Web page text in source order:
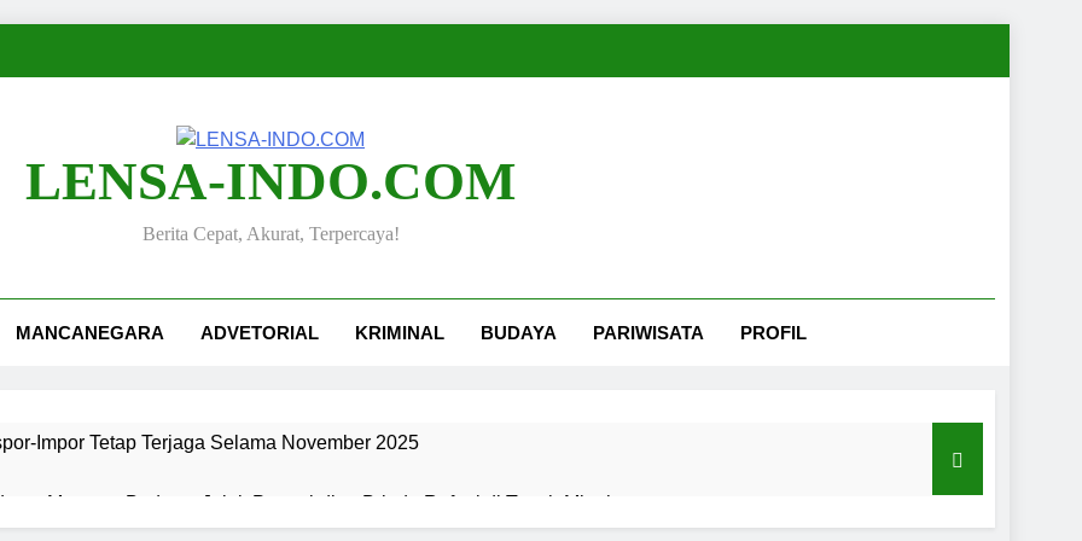
LENSA-INDO.COM
Berita Cepat, Akurat, Terpercaya!
MANCANEGARA ADVETORIAL KRIMINAL BUDAYA PARIWISATA PROFIL
Impor Tetap Terjaga Selama November 2025
Merawat Budaya: Jejak Pengabdian Bripda Rafael di Tanah Minahasa